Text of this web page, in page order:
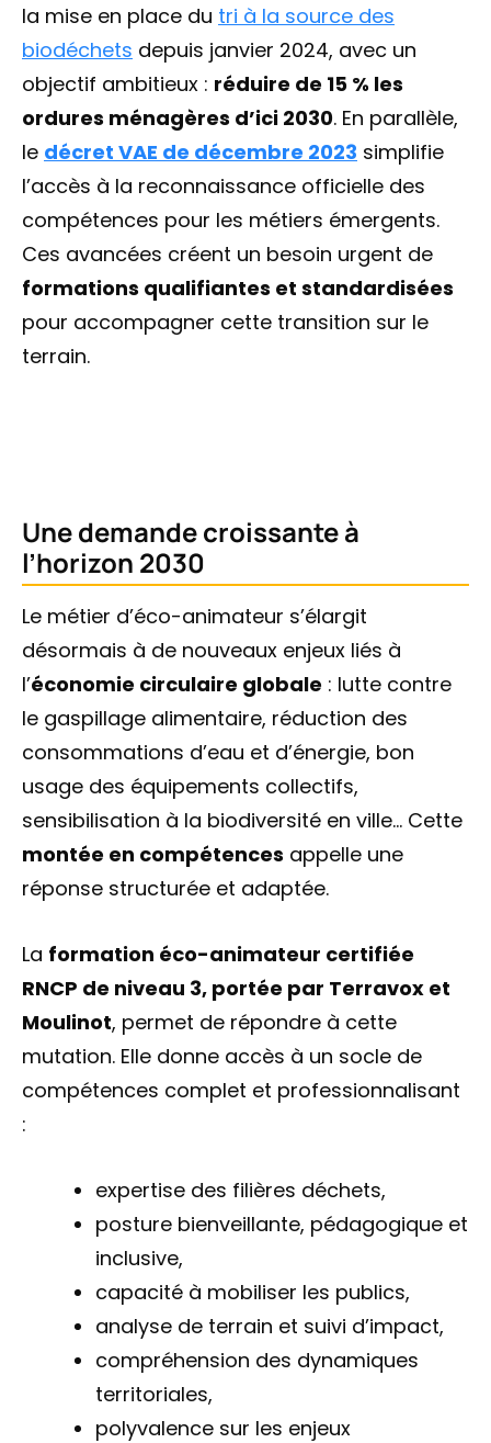
la mise en place du tri à la source des
biodéchets depuis janvier 2024, avec un
objectif ambitieux : réduire de 15 % les
ordures ménagères d’ici 2030. En parallèle,
le décret VAE de décembre 2023 simplifie
l’accès à la reconnaissance officielle des
compétences pour les métiers émergents.
Ces avancées créent un besoin urgent de
formations qualifiantes et standardisées
pour accompagner cette transition sur le
terrain.
Une demande croissante à
l’horizon 2030
Le métier d’éco-animateur s’élargit
désormais à de nouveaux enjeux liés à
l’économie circulaire globale : lutte contre
le gaspillage alimentaire, réduction des
consommations d’eau et d’énergie, bon
usage des équipements collectifs,
sensibilisation à la biodiversité en ville… Cette
montée en compétences appelle une
réponse structurée et adaptée.
La formation éco-animateur certifiée
RNCP de niveau 3, portée par Terravox et
Moulinot, permet de répondre à cette
mutation. Elle donne accès à un socle de
compétences complet et professionnalisant
:
expertise des filières déchets,
posture bienveillante, pédagogique et
inclusive,
capacité à mobiliser les publics,
analyse de terrain et suivi d’impact,
compréhension des dynamiques
territoriales,
polyvalence sur les enjeux